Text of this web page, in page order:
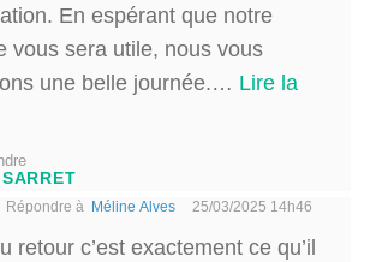
En espérant que notre
vous sera utile, nous vous
une belle journée.… Lire la
SARRET
Répondre à Méline Alves 25/03/2025 14h46
retour c’est exactement ce qu’il